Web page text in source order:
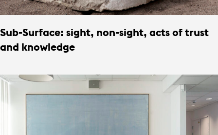
Sub-Surface: sight, non-sight, acts of trust
and knowledge